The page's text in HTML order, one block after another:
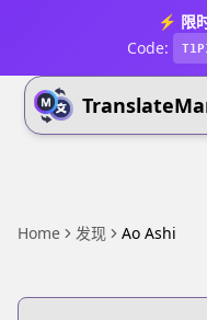
⚡ 限
Code:
Home 发现 Ao Ashi